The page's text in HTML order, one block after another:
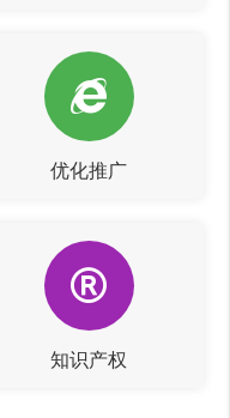
优化推广
知识产权